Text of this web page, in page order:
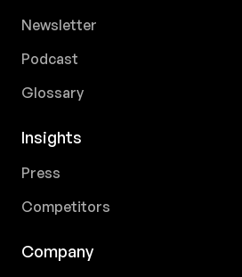
Newsletter
Podcast
Glossary
Insights
Press
Competitors
Company